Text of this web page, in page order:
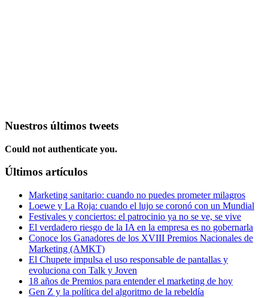
Nuestros últimos tweets
Could not authenticate you.
Últimos artículos
Marketing sanitario: cuando no puedes prometer milagros
Loewe y La Roja: cuando el lujo se coronó con un Mundial
Festivales y conciertos: el patrocinio ya no se ve, se vive
El verdadero riesgo de la IA en la empresa es no gobernarla
Conoce los Ganadores de los XVIII Premios Nacionales de
Marketing (AMKT)
El Chupete impulsa el uso responsable de pantallas y
evoluciona con Talk y Joven
18 años de Premios para entender el marketing de hoy
Gen Z y la política del algoritmo de la rebeldía